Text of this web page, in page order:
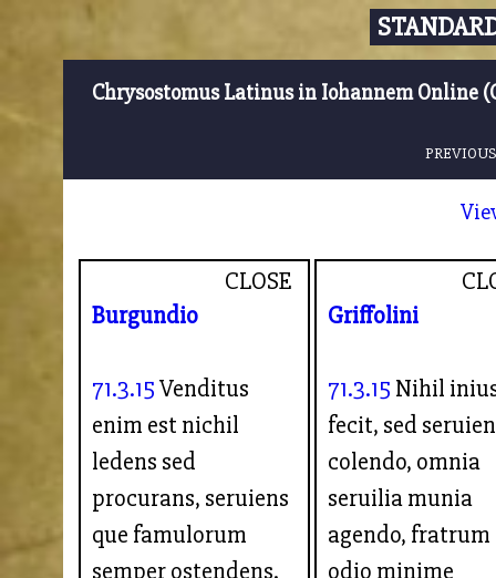
Chrysostomus Latinus in Iohannem Online
CLOSE
Burgundio
71.3.15Venditus
enim est nichil
ledens sed
procurans, seruiens
que famulorum
semper ostendens.
Griffolini
71.3.15 Nihil
fecit, sed
colendo, omnia
seruilia munia
agendo, fratrum
odio minime